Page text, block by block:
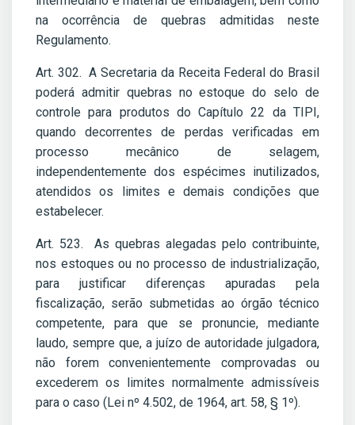
na ocorrência de quebras admitidas neste
Regulamento.
Art. 302. A Secretaria da Receita Federal do Brasil
poderá admitir quebras no estoque do selo de
controle para produtos do Capítulo 22 da TIPI,
quando decorrentes de perdas verificadas em
processo mecânico de selagem,
independentemente dos espécimes inutilizados,
atendidos os limites e demais condições que
estabelecer.
Art. 523. As quebras alegadas pelo contribuinte,
nos estoques ou no processo de industrialização,
para justificar diferenças apuradas pela
fiscalização, serão submetidas ao órgão técnico
competente, para que se pronuncie, mediante
laudo, sempre que, a juízo de autoridade julgadora,
não forem convenientemente comprovadas ou
excederem os limites normalmente admissíveis
para o caso (Lei nº 4.502, de 1964, art. 58, § 1º).